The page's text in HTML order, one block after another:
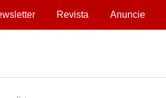
Revista Anuncie